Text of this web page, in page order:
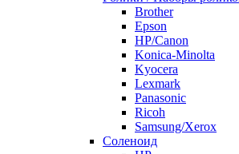
Brother
Epson
HP/Canon
Konica-Minolta
Kyocera
Lexmark
Panasonic
Ricoh
Samsung/Xerox
Соленоид